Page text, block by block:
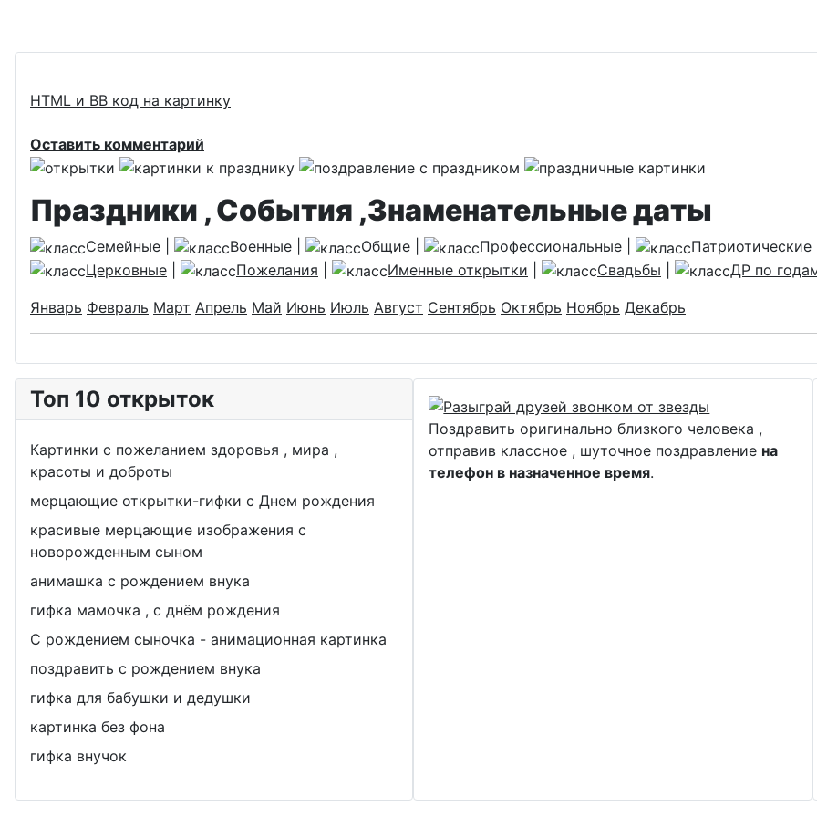
HTML и BB код на картинку
Оставить комментарий
Праздники , События ,Знаменательные даты
Семейные Военные Общие Профессиональные Патриотические
Церковные
Пожелания Именные открытки Свадьбы ДР по
Январь Февраль Март Апрель Май Июнь Июль Август Сентябрь Октябрь Ноябрь Декабрь
Топ 10 открыток
Картинки с пожеланием здоровья , мира ,
красоты и доброты
мерцающие открытки-гифки с Днем рождения
красивые мерцающие изображения с
новорожденным сыном
анимашка с рождением внука
гифка мамочка , с днём рождения
С рождением сыночка - анимационная картинка
поздравить с рождением внука
гифка для бабушки и дедушки
картинка без фона
гифка внучок
Поздравить оригинально близкого человека ,
отправив классное , шуточное поздравление на
телефон в назначенное время.